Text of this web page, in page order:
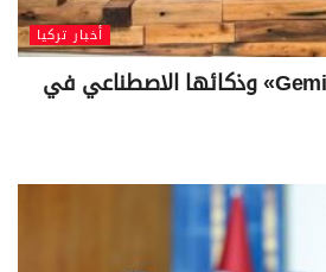
أخبار تركيا
جوجل تضع تطوير «Gemini» وذكائها الاصطناعي في